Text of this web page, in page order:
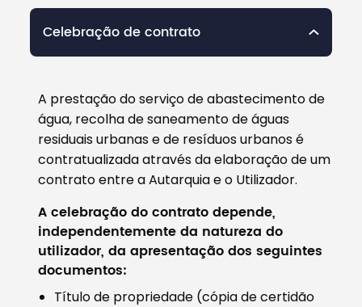
Filtros
Celebração de contrato
A prestação do serviço de abastecimento de
água, recolha de saneamento de águas
residuais urbanas e de resíduos urbanos é
contratualizada através da elaboração de um
contrato entre a Autarquia e o Utilizador.
A celebração do contrato depende,
independentemente da natureza do
utilizador, da apresentação dos seguintes
documentos:
Título de propriedade (cópia de certidão